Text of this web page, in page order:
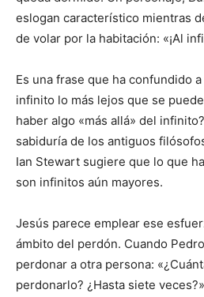
eslogan característico mientras
de volar por la habitación: «¡Al
Es una frase que ha confundido
infinito lo más lejos que se
haber algo «más allá» del
sabiduría de los antiguos
Ian Stewart sugiere que lo que
son infinitos aún mayores.
Jesús parece emplear ese
ámbito del perdón. Cuando
perdonar a otra persona:
perdonarlo? ¿Hasta siete